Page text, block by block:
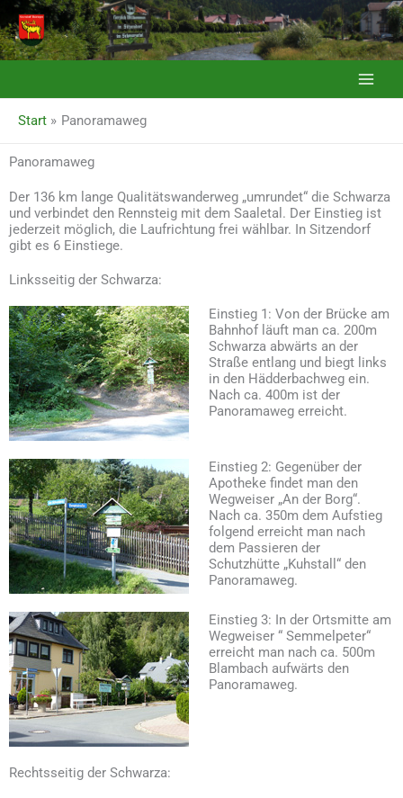
Zum
Inhalt
springen
Start Panoramaweg
Panoramaweg
Der 136 km lange Qualitätswanderweg „umrundet“ die Schwarza
und verbindet den Rennsteig mit dem Saaletal. Der Einstieg ist
jederzeit möglich, die Laufrichtung frei wählbar. In Sitzendorf
gibt es 6 Einstiege.
Linksseitig der Schwarza:
Einstieg 1: Von der Brücke am
Bahnhof läuft man ca. 200m
Schwarza abwärts an der
Straße entlang und biegt links
in den Hädderbachweg ein.
Nach ca. 400m ist der
Panoramaweg erreicht.
Einstieg 2: Gegenüber der
Apotheke findet man den
Wegweiser „An der Borg“.
Nach ca. 350m dem Aufstieg
folgend erreicht man nach
dem Passieren der
Schutzhütte „Kuhstall“ den
Panoramaweg.
Einstieg 3: In der Ortsmitte am
Wegweiser “ Semmelpeter“
erreicht man nach ca. 500m
Blambach aufwärts den
Panoramaweg.
Rechtsseitig der Schwarza: